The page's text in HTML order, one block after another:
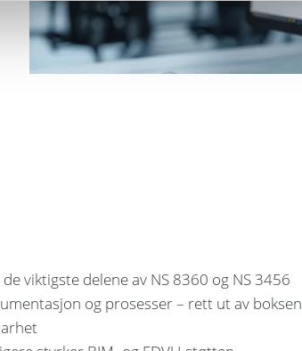
viktigste delene av NS 8360 og NS 3456
og prosesser – rett ut av boksen